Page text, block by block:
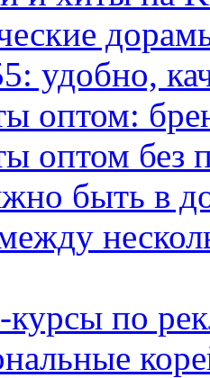
удобно,
оптом:
оптом без
быть в
по